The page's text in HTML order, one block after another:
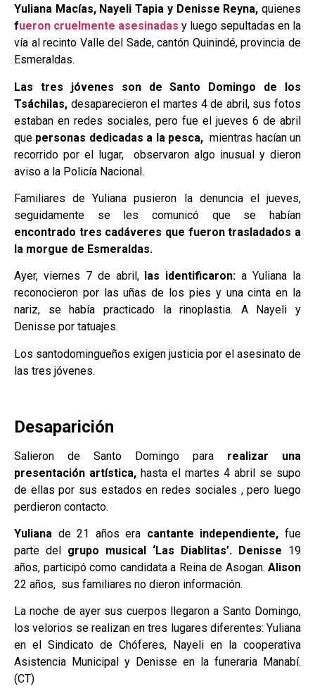
Yuliana Macías, Nayeli Tapia y Denisse Reyna, quienes
fueron cruelmente asesinadas y luego sepultadas en la
vía al recinto Valle del Sade, cantón Quinindé, provincia de
Esmeraldas.
Las tres jóvenes son de Santo Domingo de los
Tsáchilas, desaparecieron el martes 4 de abril, sus fotos
estaban en redes sociales, pero fue el jueves 6 de abril
que personas dedicadas a la pesca,mientras hacían un
recorrido por el lugar, observaron algo inusual y dieron
aviso a la Policía Nacional.
Familiares de Yuliana pusieron la denuncia el jueves,
seguidamente se les comunicó que se habían
encontrado tres cadáveres que fueron trasladados a
la morgue de Esmeraldas.
Ayer, viernes 7 de abril, las identificaron: a Yuliana la
reconocieron por las uñas de los pies y una cinta en la
nariz, se había practicado la rinoplastia. A Nayeli y
Denisse por tatuajes.
Los santodomingueños exigen justicia por el asesinato de
las tres jóvenes.
Desaparición
Salieron de Santo Domingo para realizar una
presentación artística, hasta el martes 4 abril se supo
de ellas por sus estados en redes sociales , pero luego
perdieron contacto.
Yuliana de 21 años era cantante independiente, fue
parte del grupo musical ‘Las Diablitas’. Denisse 19
años, participó como candidata a Reina de Asogan. Alison
22 años, sus familiares no dieron información.
La noche de ayer sus cuerpos llegaron a Santo Domingo,
los velorios se realizan en tres lugares diferentes: Yuliana
en el Sindicato de Chóferes, Nayeli en la cooperativa
Asistencia Municipal y Denisse en la funeraria Manabí.
(CT)